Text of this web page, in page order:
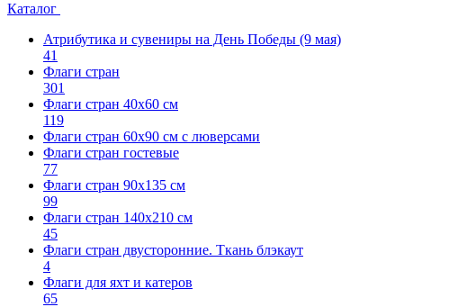
Каталог
Атрибутика и сувениры на День Победы (9 мая)
41
Флаги стран
301
Флаги стран 40х60 см
119
Флаги стран 60x90 см с люверсами
Флаги стран гостевые
77
Флаги стран 90х135 см
99
Флаги стран 140х210 см
45
Флаги стран двусторонние. Ткань блэкаут
4
Флаги для яхт и катеров
65